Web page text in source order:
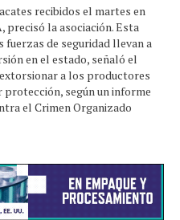
recibidos el martes en
precisó la asociación. Esta
de seguridad llevan a
en el estado, señaló el
a los productores
protección, según un informe
el Crimen Organizado